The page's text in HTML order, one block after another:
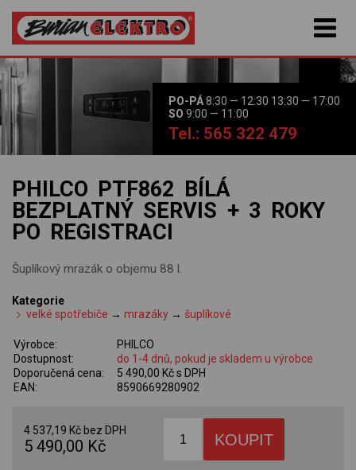
PO-PÁ8:30 — 12:30 13:30 — 17:00
SO 9:00 — 11:00
Tel.: 565 322 479
PHILCO PTF862 BÍLÁ
BEZPLATNÝ SERVIS + 3 ROKY
PO REGISTRACI
Šuplíkový mrazák o objemu 88 l.
Kategorie
velké spotřebiče →mrazáky → šuplíkové
Výrobce:
PHILCO
Dostupnost:
do 1-4 dnů, pokud je skladem u výrobce
Doporučená cena:
5 490,00 Kč s DPH
EAN:
8590669280902
4 537,19 Kč bez DPH
5 490,00 Kč